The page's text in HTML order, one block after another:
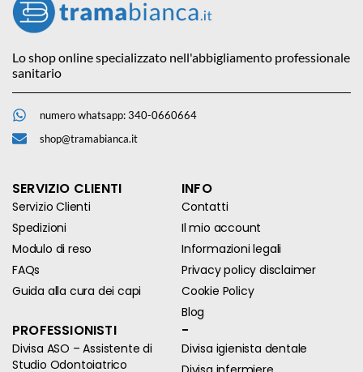
Lo shop online specializzato nell'abbigliamento professionale
sanitario
numero whatsapp: 340-0660664
shop@tramabianca.it
SERVIZIO CLIENTI
Servizio Clienti
Spedizioni
Modulo di reso
FAQs
Guida alla cura dei capi
INFO
Contatti
Il mio account
Informazioni legali
Privacy policy disclaimer
Cookie Policy
Blog
PROFESSIONISTI
Divisa ASO – Assistente di
Studio Odontoiatrico
-
Divisa igienista dentale